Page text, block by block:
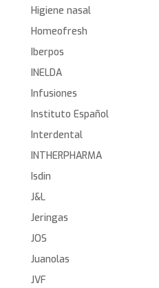
Higiene nasal
Homeofresh
Iberpos
INELDA
Infusiones
Instituto Español
Interdental
INTHERPHARMA
Isdin
J&L
Jeringas
JOS
Juanolas
JVF